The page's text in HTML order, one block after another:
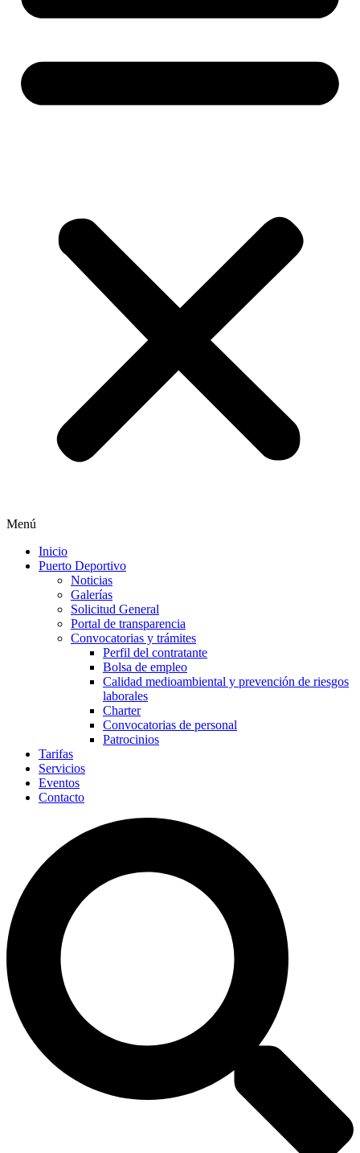
Menú
Inicio
Puerto Deportivo
Noticias
Galerías
Solicitud General
Portal de transparencia
Convocatorias y trámites
Perfil del contratante
Bolsa de empleo
Calidad medioambiental y prevención de riesgos
laborales
Charter
Convocatorias de personal
Patrocinios
Tarifas
Servicios
Eventos
Contacto